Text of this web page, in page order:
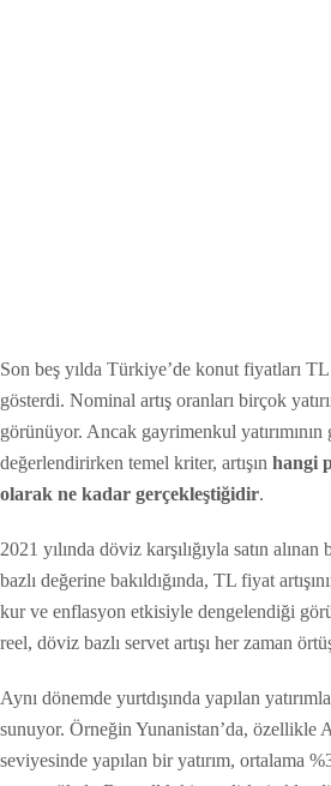
Son beş yılda Türkiye’de konut fiyatları
gösterdi. Nominal artış oranları birçok
görünüyor. Ancak gayrimenkul yatırımının
değerlendirirken temel kriter, artışın hangi
olarak ne kadar gerçekleştiğidir.
2021 yılında döviz karşılığıyla satın
bazlı değerine bakıldığında, TL fiyat
kur ve enflasyon etkisiyle dengelendiği
reel, döviz bazlı servet artışı her zaman
Aynı dönemde yurtdışında yapılan
sunuyor. Örneğin Yunanistan’da, özellikle
seviyesinde yapılan bir yatırım, ortalama